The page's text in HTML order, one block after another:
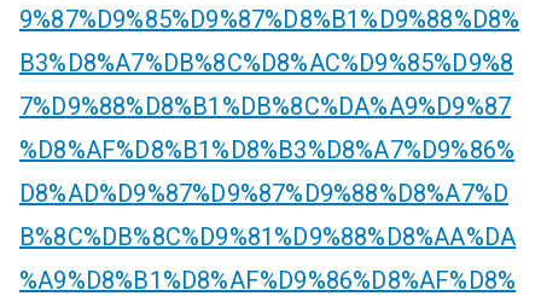
9%87%D9%85%D9%87%D8%B1%D9%88%D8%
B3%D8%A7%DB%8C%D8%AC%D9%85%D9%8
7%D9%88%D8%B1%DB%8C%DA%A9%D9%87
%D8%AF%D8%B1%D8%B3%D8%A7%D9%86%
D8%AD%D9%87%D9%87%D9%88%D8%A7%D
B%8C%DB%8C%D9%81%D9%88%D8%AA%DA
%A9%D8%B1%D8%AF%D9%86%D8%AF%D8%